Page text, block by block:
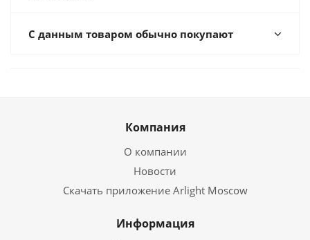
С данным товаром обычно покупают
Компания
О компании
Новости
Скачать приложение Arlight Moscow
Информация